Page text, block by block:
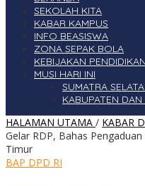
SEKOLAH KITA
KABAR KAMPUS
INFO BEASISWA
ZONA SEPAK BOLA
KEBIJAKAN PENDIDIKAN
MUSI HARI INI
SUMATRA
KABUPATEN
HALAMAN UTAMA / KABAR
Gelar RDP, Bahas
Timur
BAP DPD RI